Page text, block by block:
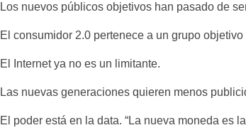
Los nuevos públicos objetivos han pasado de
El consumidor 2.0 pertenece a un grupo
El Internet ya no es un limitante.
Las nuevas generaciones quieren menos
El poder está en la data. “La nueva moneda es